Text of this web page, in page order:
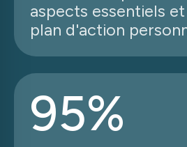
aspects essentiels
plan d'action
95%